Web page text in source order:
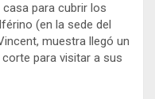
para cubrir los
(en la sede del
muestra llegó un
para visitar a sus